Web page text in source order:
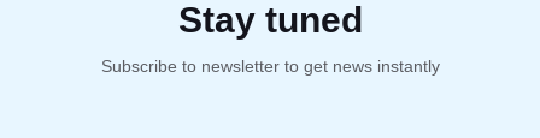
Stay tuned
Subscribe to newsletter to get news instantly